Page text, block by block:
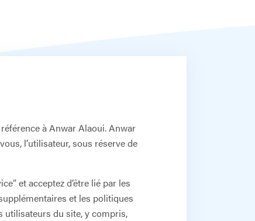
à Anwar Alaoui. Anwar
l’utilisateur, sous réserve de
et acceptez d’être lié par les
et les politiques
utilisateurs du site, y compris,